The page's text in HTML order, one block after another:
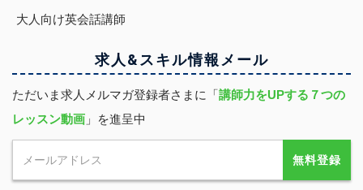
大人向け英会話講師
求人&スキル情報 メール
ただいま求人メルマガ登録者さまに「講師力をUPする７つの
レッスン動画 」を進呈中
無料登録